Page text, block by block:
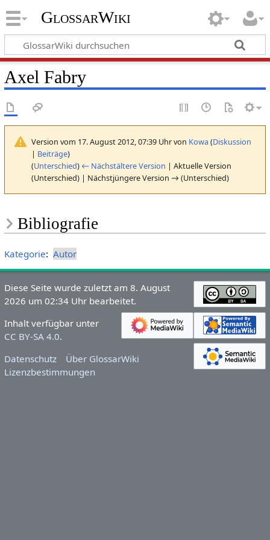
GlossarWiki
Axel Fabry
Version vom 17. August 2012, 07:39 Uhr von Kowa(Diskussion
| Beiträge)
(Unterschied) ← Nächstältere Version | Aktuelle Version
(Unterschied) | Nächstjüngere Version → (Unterschied)
Bibliografie
Kategorie: Autor
Diese Seite wurde zuletzt am 8. August
2026 um 02:34 Uhr bearbeitet.
Inhalt verfügbar unter
CC BY-SA 4.0.
Datenschutz
Über GlossarWiki
Lizenzbestimmungen